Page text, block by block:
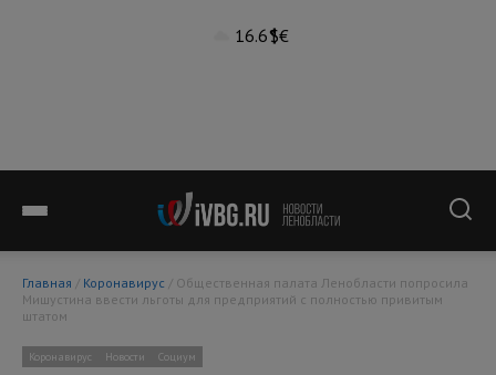
16.6°$€
Главная / Коронавирус
Мишустина ввести льготы для предприятий с полностью привитым
штатом
Коронавирус Новости Социум